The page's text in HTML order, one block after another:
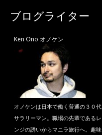
ブログライター
Ken Ono オノケン
オノケンは日本で働く普通の３０代
サラリーマン。職場の先輩であるレ
ンジの誘いからマニラ旅行へ。趣味